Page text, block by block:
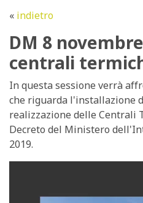
« indietro
DM 8
centrali
In questa sessione verrà
che riguarda l'installazione
realizzazione delle Centrali
Decreto del Ministero
2019.